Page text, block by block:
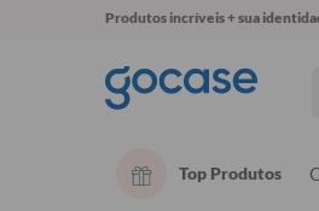
Produtos incríveis + sua
Top Produtos